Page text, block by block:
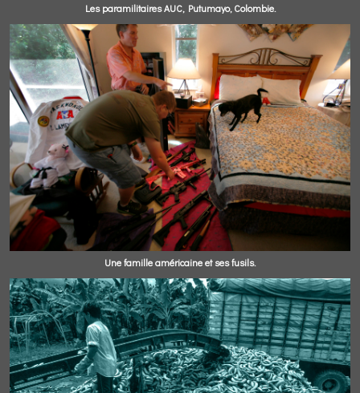
Les paramilitaires AUC, Putumayo, Colombie.
Une famille américaine et ses fusils.